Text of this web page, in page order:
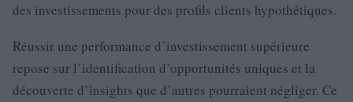
des investissements pour des profils clients hypothétiques.
Réussir une performance d’investissement supérieure
repose sur l’identification d’opportunités uniques et la
découverte d’insights que d’autres pourraient négliger. Ce